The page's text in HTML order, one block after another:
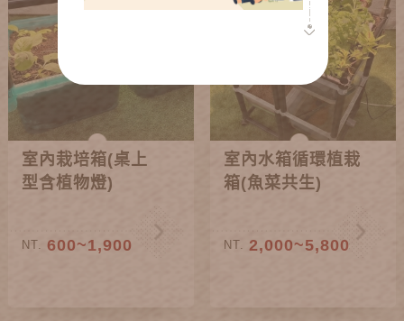
室內栽培箱(桌上
型含植物燈)
NT. 600~1,900
室內水箱循環植栽
箱(魚菜共生)
NT. 2,000~5,800